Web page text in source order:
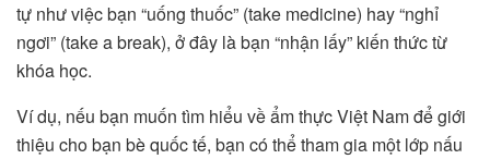
tự như việc bạn “uống thuốc” (take medicine) hay “nghỉ
ngơi” (take a break), ở đây là bạn “nhận lấy” kiến thức từ
khóa học.
Ví dụ, nếu bạn muốn tìm hiểu về ẩm thực Việt Nam để giới
thiệu cho bạn bè quốc tế, bạn có thể tham gia một lớp nấu